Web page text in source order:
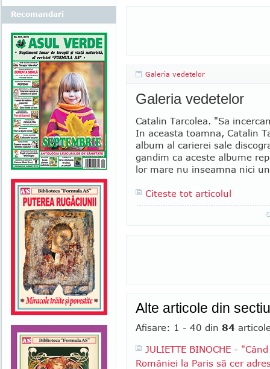
Galeria vedetelor
Galeria vedetelor
Catalin Tarcolea. "Sa
In aceasta toamna, Catalin
album al carierei sale
gandim ca aceste albume
lor mare nu inseamna nici
Citeste tot articolul
Alte articole din
Afisare: 1 - 40 din 84
JULIETTE BINOCHE -
României la Paris să cer
Recomandari